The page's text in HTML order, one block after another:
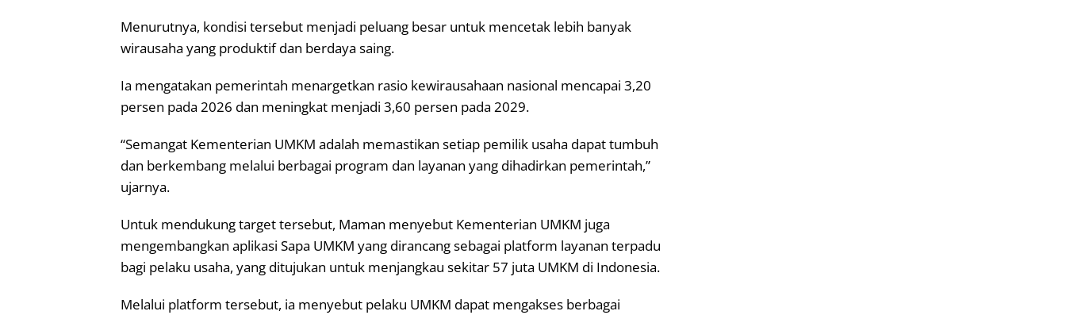
Menurutnya, kondisi tersebut menjadi peluang besar untuk mencetak lebih banyak
wirausaha yang produktif dan berdaya saing.
Ia mengatakan pemerintah menargetkan rasio kewirausahaan nasional mencapai 3,20
persen pada 2026 dan meningkat menjadi 3,60 persen pada 2029.
“Semangat Kementerian UMKM adalah memastikan setiap pemilik usaha dapat tumbuh
dan berkembang melalui berbagai program dan layanan yang dihadirkan pemerintah,”
ujarnya.
Untuk mendukung target tersebut, Maman menyebut Kementerian UMKM juga
mengembangkan aplikasi Sapa UMKM yang dirancang sebagai platform layanan terpadu
bagi pelaku usaha, yang ditujukan untuk menjangkau sekitar 57 juta UMKM di Indonesia.
Melalui platform tersebut, ia menyebut pelaku UMKM dapat mengakses berbagai